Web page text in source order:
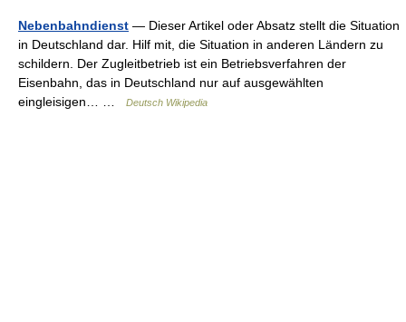
Nebenbahndienst — Dieser Artikel oder Absatz stellt die Situation
in Deutschland dar. Hilf mit, die Situation in anderen Ländern zu
schildern. Der Zugleitbetrieb ist ein Betriebsverfahren der
Eisenbahn, das in Deutschland nur auf ausgewählten
eingleisigen… …
Deutsch Wikipedia